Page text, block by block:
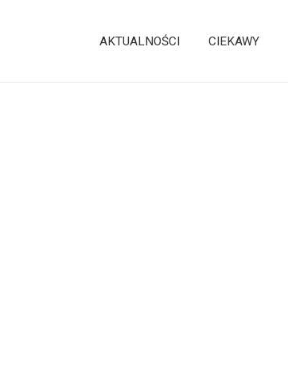
AKTUALNOŚCI CIEKAWY